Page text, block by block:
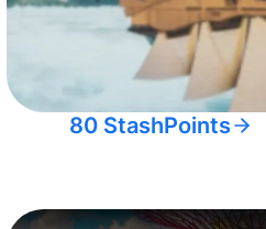
80 StashPoints